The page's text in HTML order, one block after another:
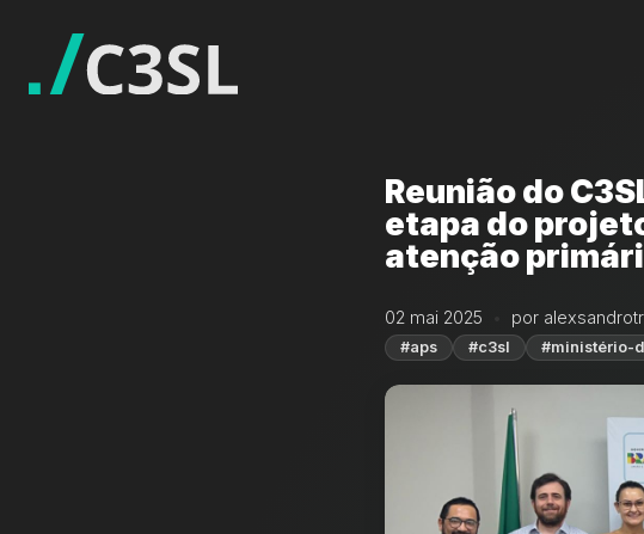
Reunião do
etapa do
atenção
02 mai 2025 por
#aps #c3sl #ministério-